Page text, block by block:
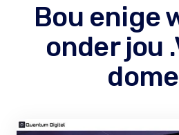
Bou enige
onder jou